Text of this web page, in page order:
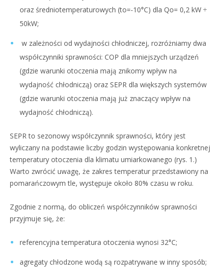
oraz średniotemperaturowych (to=-10°C) dla Qo= 0,2 kW ÷
50kW;
w zależności od wydajności chłodniczej, rozróżniamy dwa
współczynniki sprawności: COP dla mniejszych urządzeń
(gdzie warunki otoczenia mają znikomy wpływ na
wydajność chłodniczą) oraz SEPR dla większych systemów
(gdzie warunki otoczenia mają już znaczący wpływ na
wydajność chłodniczą).
SEPR to sezonowy współczynnik sprawności, który jest
wyliczany na podstawie liczby godzin występowania konkretnej
temperatury otoczenia dla klimatu umiarkowanego (rys. 1.)
Warto zwrócić uwagę, że zakres temperatur przedstawiony na
pomarańczowym tle, występuje około 80% czasu w roku.
Zgodnie z normą, do obliczeń współczynników sprawności
przyjmuje się, że:
referencyjna temperatura otoczenia wynosi 32°C;
agregaty chłodzone wodą są rozpatrywane w inny sposób;